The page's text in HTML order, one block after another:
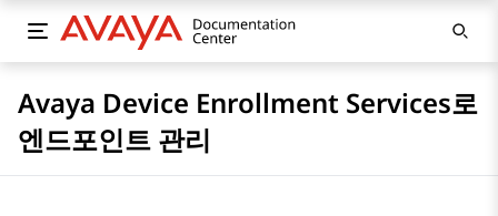
Avaya Device Enrollment Services로
엔드포인트 관리